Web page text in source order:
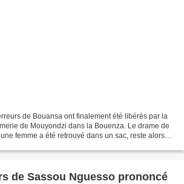
de Bouansa ont finalement été libérés par la
de Mouyondzi dans la Bouenza. Le drame de
femme a été retrouvé dans un sac, reste alors
de Sassou Nguesso prononcé